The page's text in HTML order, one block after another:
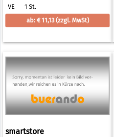
VE
1 St.
ab: € 11,13(zzgl. MwSt)
smartstore